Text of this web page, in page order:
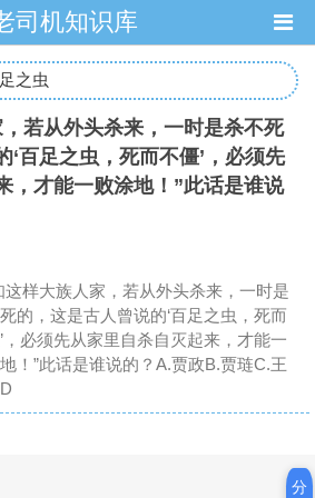
司机知识库
之虫
若从外头杀来，一时是杀不死
‘百足之虫，死而不僵’，必须先
，才能一败涂地！”此话是谁说
这样大族人家，若从外头杀来，一时是
的，这是古人曾说的‘百足之虫，死而
，必须先从家里自杀自灭起来，才能一
！”此话是谁说的？A.贾政B.贾琏C.王
分